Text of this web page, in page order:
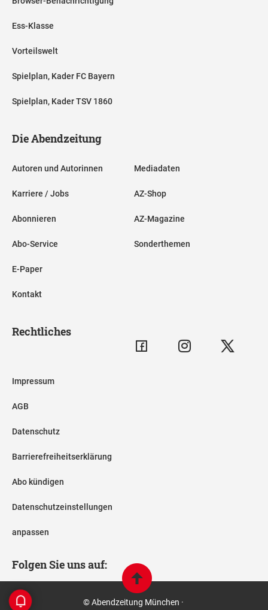
Ess-Klasse
Vorteilswelt
Spielplan, Kader FC Bayern
Spielplan, Kader TSV 1860
Die Abendzeitung
Autoren und Autorinnen
Karriere / Jobs
Abonnieren
Abo-Service
E-Paper
Kontakt
Mediadaten
AZ-Shop
AZ-Magazine
Sonderthemen
Rechtliches
Impressum
AGB
Datenschutz
Barrierefreiheitserklärung
Abo kündigen
Datenschutzeinstellungen
anpassen
Folgen Sie uns auf:
© Abendzeitung München ·